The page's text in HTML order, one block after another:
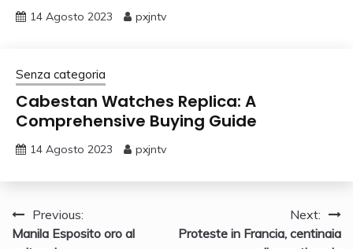
14 Agosto 2023 pxjntv
Senza categoria
Cabestan Watches Replica: A
Comprehensive Buying Guide
14 Agosto 2023 pxjntv
Navigazione
Previous:
Manila Esposito oro al
Next:
Proteste in Francia, centinaia